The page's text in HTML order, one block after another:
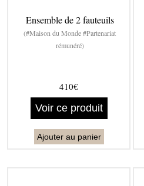
Ensemble de 2 fauteuils
(#Maison du Monde #Partenariat
rémunéré)
410€
Voir ce produit
Ajouter au panier